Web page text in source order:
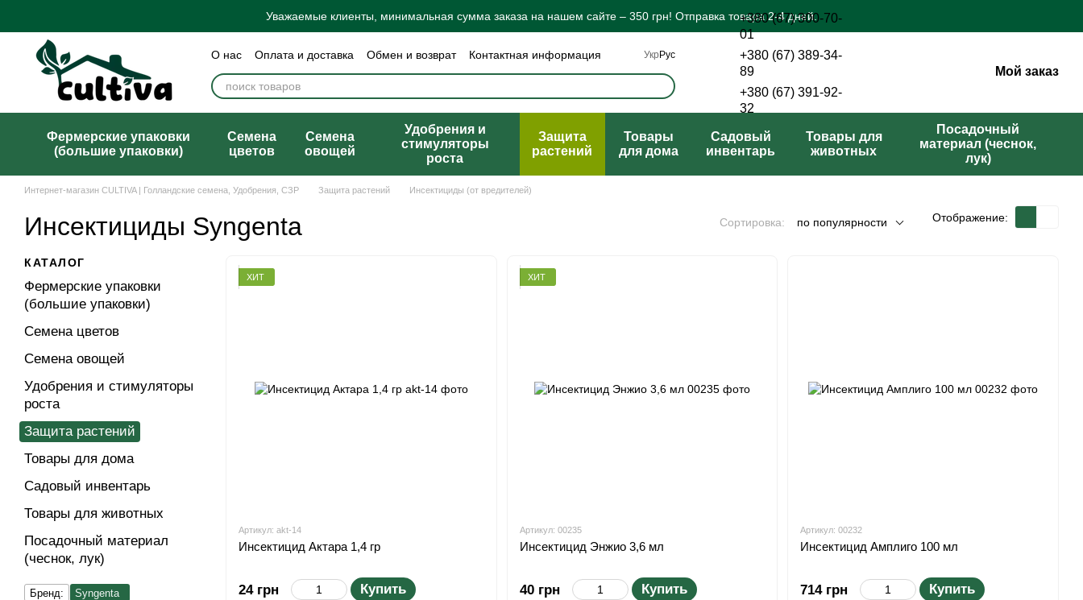
Уважаемые клиенты, минимальная сумма заказа на нашем сайте – 350 грн! Отправка товара 2-4 дней.
О нас Оплата и доставка Обмен и возврат
Контактная информация
Бренды
Блог Политика конфиденциальности
Отзывы о магазине
Договор публичной оферты
Укр Рус
+380 (67) 300-70-
01
+380 (67) 389-34-
89
+380 (67) 391-92-
32
Мой заказ
Фермерские упаковки
(большие упаковки)
Семена
цветов
Семена
овощей
Удобрения и
стимуляторы
роста
Защита
растений
Товары
для дома
Cадовый
инвентарь
Товары для
животных
Посадочный
материал (чеснок,
лук)
Интернет-магазин CULTIVA | Голландские семена, Удобрения, СЗР Защита растений Инсектициды (от вредителей)
Инсектициды Syngenta Сортировка: по популярности Отображение:
ХИТ
Артикул: akt-14
Инсектицид Актара 1,4 гр
24 грн Купить
ХИТ
Артикул: 00235
Инсектицид Энжио 3,6 мл
40 грн Купить
Артикул: 00232
Инсектицид Амплиго 100 мл
714 грн Купить
КАТАЛОГ
Фермерские упаковки
(большие упаковки)
Семена цветов
Семена овощей
Удобрения и стимуляторы
роста
Защита растений
Товары для дома
Cадовый инвентарь
Товары для животных
Посадочный материал
(чеснок, лук)
Бренд:
Syngenta